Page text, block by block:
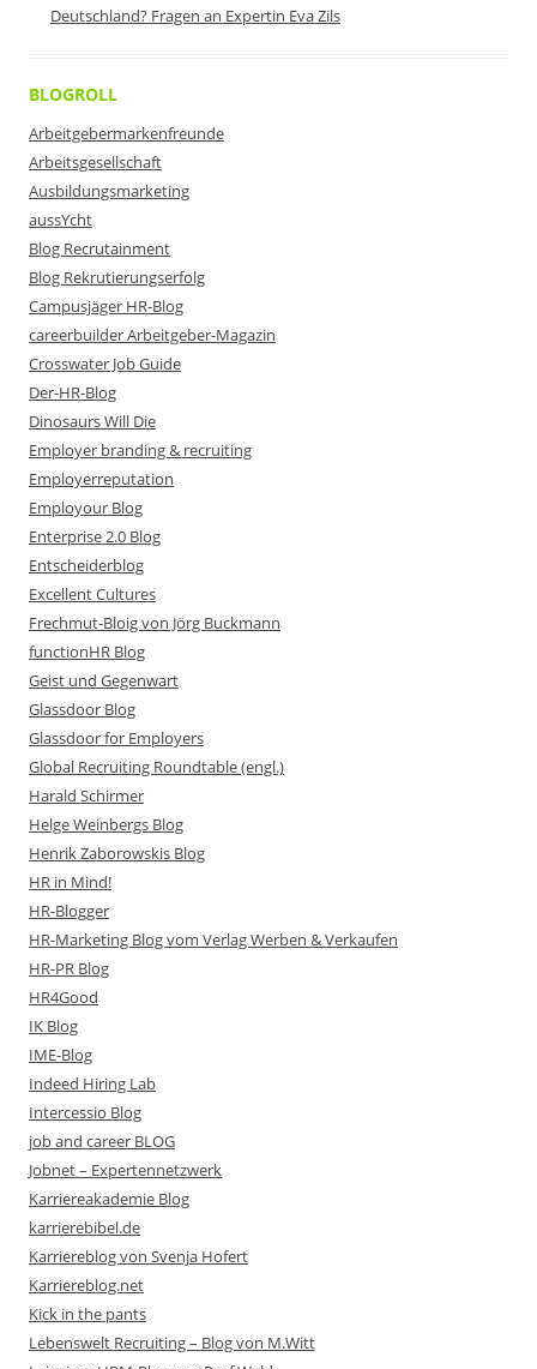
Deutschland? Fragen an Expertin Eva Zils
BLOGROLL
Arbeitgebermarkenfreunde
Arbeitsgesellschaft
Ausbildungsmarketing
aussYcht
Blog Recrutainment
Blog Rekrutierungserfolg
Campusjäger HR-Blog
careerbuilder Arbeitgeber-Magazin
Crosswater Job Guide
Der-HR-Blog
Dinosaurs Will Die
Employer branding & recruiting
Employerreputation
Employour Blog
Enterprise 2.0 Blog
Entscheiderblog
Excellent Cultures
Frechmut-Bloig von Jörg Buckmann
functionHR Blog
Geist und Gegenwart
Glassdoor Blog
Glassdoor for Employers
Global Recruiting Roundtable (engl.)
Harald Schirmer
Helge Weinbergs Blog
Henrik Zaborowskis Blog
HR in Mind!
HR-Blogger
HR-Marketing Blog vom Verlag Werben & Verkaufen
HR-PR Blog
HR4Good
IK Blog
IME-Blog
Indeed Hiring Lab
Intercessio Blog
job and career BLOG
Jobnet – Expertennetzwerk
Karriereakademie Blog
karrierebibel.de
Karriereblog von Svenja Hofert
Karriereblog.net
Kick in the pants
Lebenswelt Recruiting – Blog von M.Witt